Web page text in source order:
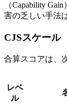
（Capability
害の乏しい手法
CJSスケール
合算スコアは、
レベ
ル